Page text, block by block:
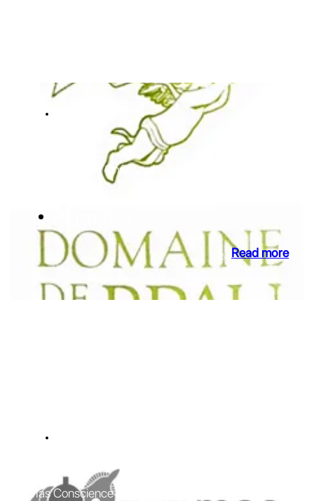
New owner for Château de Brau
Read more
Mas Conscience changes ownership